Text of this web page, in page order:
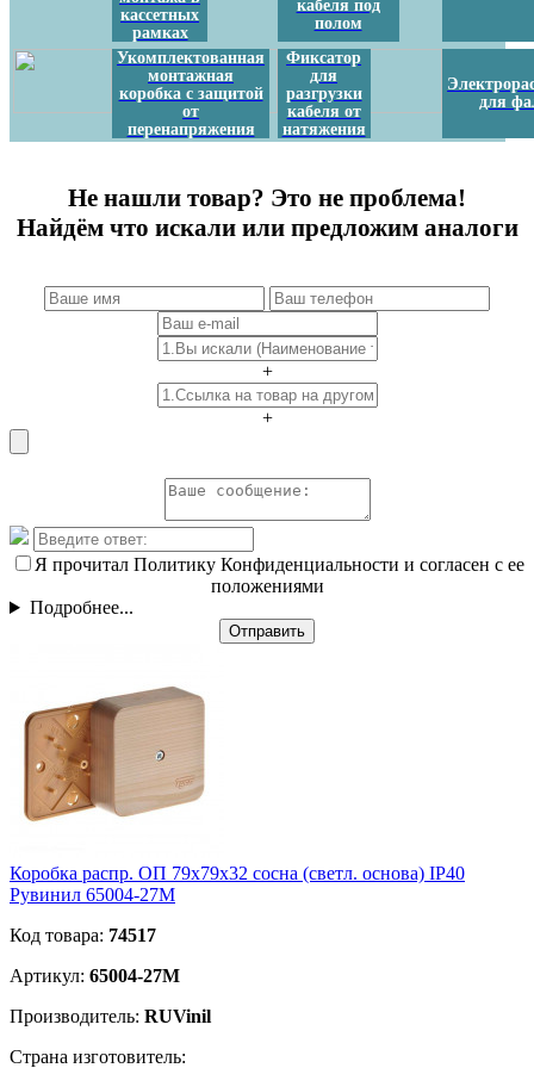
кассетных
рамках
кабеля под
полом
Укомплектованная
монтажная
коробка с защитой
от
перенапряжения
Фиксатор
для
разгрузки
кабеля от
натяжения
для
Не нашли товар? Это не проблема!
Найдём что искали или предложим аналоги
+
+
Я прочитал Политику Конфиденциальности и согласен с ее
положениями
Подробнее...
Отправить
Коробка распр. ОП 79х79х32 сосна (светл. основа) IP40
Рувинил 65004-27М
Код товара: 74517
Артикул: 65004-27М
Производитель: RUVinil
Страна изготовитель: